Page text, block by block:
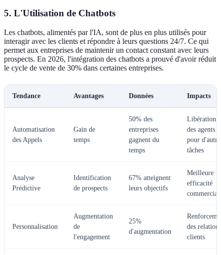
5. L'Utilisation de Chatbots
Les chatbots, alimentés par l'IA, sont de plus en plus utilisés pour
interagir avec les clients et répondre à leurs questions 24/7. Ce qui
permet aux entreprises de maintenir un contact constant avec leurs
prospects. En 2026, l'intégration des chatbots a prouvé d'avoir réduit
le cycle de vente de 30% dans certaines entreprises.
Tendance Avantages Données Impacts
Automatisation
des Appels
Gain de
temps
50% des
entreprises
gagnent du
temps
Libération
des agents
pour
tâches
Analyse
Prédictive
Identification
de prospects
67% atteignent
leurs objectifs
Meilleure
efficacité
Personnalisation
Augmentation
de
l'engagement
25%
d'augmentation
des relations
clients